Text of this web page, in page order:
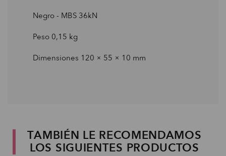
Negro - MBS 36kN
Peso 0,15 kg
Dimensiones 120 × 55 × 10 mm
TAMBIÉN LE RECOMENDAMOS
LOS SIGUIENTES PRODUCTOS